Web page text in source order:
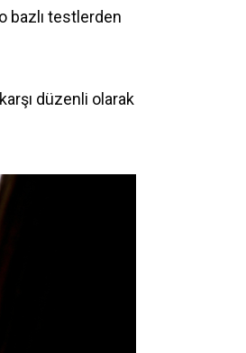
bazlı testlerden
düzenli olarak